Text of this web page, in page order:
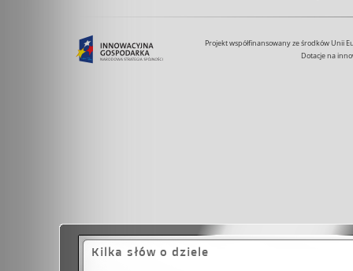
Projekt współfinansowany ze środków Unii
Dotacje na
Kilka słów o dziele